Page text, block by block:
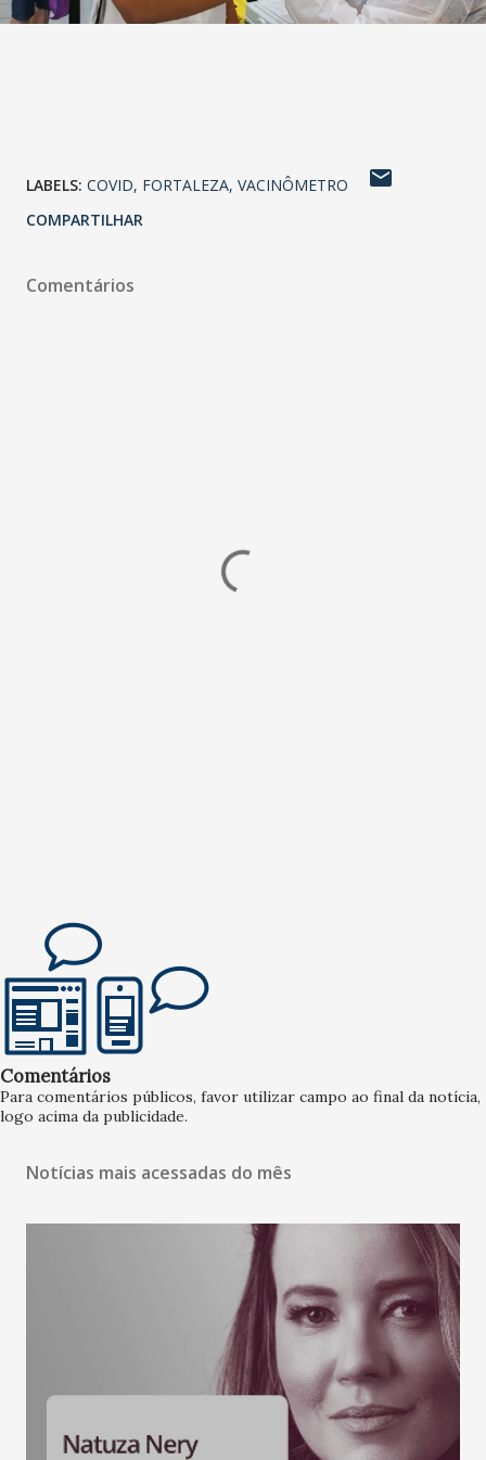
LABELS: COVID FORTALEZA VACINÔMETRO
COMPARTILHAR
Comentários
Comentários
Para comentários públicos, favor utilizar campo ao final da notícia,
logo acima da publicidade.
Notícias mais acessadas do mês